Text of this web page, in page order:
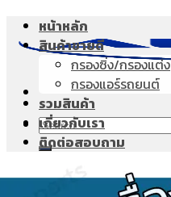
Search
for:
หน้าหลัก
สินค้าขายดี
กรองซิ่ง/กรองแต่ง
กรองแอร์รถยนต์
รวมสินค้า
เกี่ยวกับเรา
ติดต่อสอบถาม